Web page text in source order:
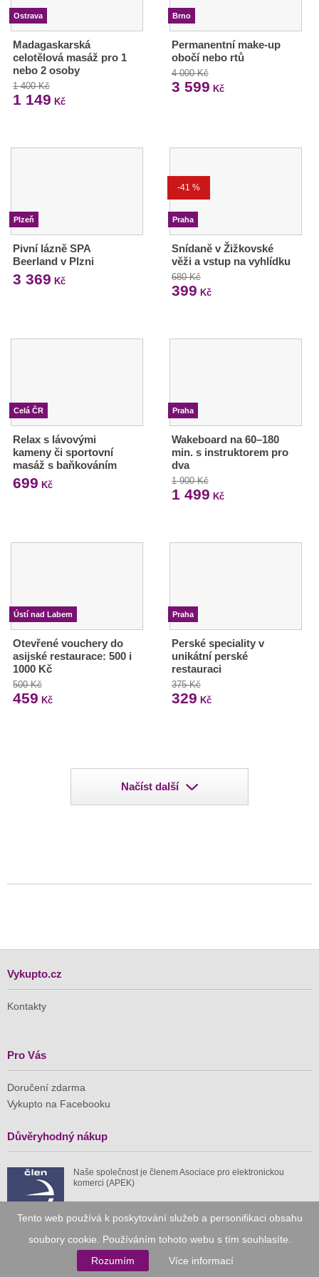
Tento web používá k poskytování služeb a personifikaci obsahu
soubory cookie. Používáním tohoto webu s tím souhlasíte.
Rozumím
Více informací
Ostrava
Madagaskarská
celotělová masáž pro 1
nebo 2 osoby
1 400 Kč
1 149 Kč
Brno
Permanentní make-up
obočí nebo rtů
4 000 Kč
3 599 Kč
Plzeň
Pivní lázně SPA
Beerland v Plzni
3 369 Kč
-41 %
Praha
Snídaně v Žižkovské
věži a vstup na vyhlídku
680 Kč
399 Kč
Celá ČR
Relax s lávovými
kameny či sportovní
masáž s baňkováním
699 Kč
Praha
Wakeboard na 60–180
min. s instruktorem pro
dva
1 900 Kč
1 499 Kč
Ústí nad Labem
Otevřené vouchery do
asijské restaurace: 500 i
1000 Kč
500 Kč
459 Kč
Praha
Perské speciality v
unikátní perské
restauraci
375 Kč
329 Kč
Načíst další
Vykupto.cz
Kontakty
Pro Vás
Doručení zdarma
Vykupto na Facebooku
Důvěryhodný nákup
Naše společnost je členem Asociace pro elektronickou
komerci (APEK)